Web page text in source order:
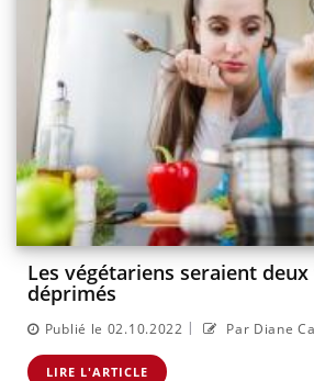
Les végétariens seraient
déprimés
Publié le 02.10.2022 | Par Diane
LIRE L'ARTICLE